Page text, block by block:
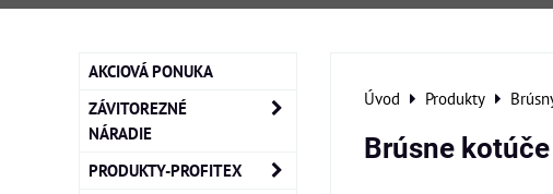
Úvod Produkty
Brúsne kotúče
AKCIOVÁ PONUKA
ZÁVITOREZNÉ
NÁRADIE
PRODUKTY-PROFITEX